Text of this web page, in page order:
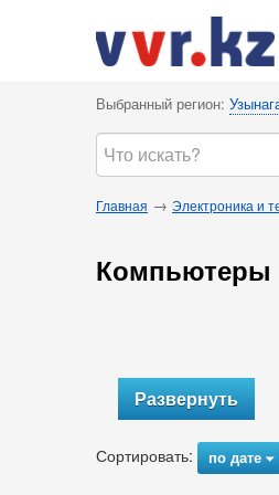
Выбранный регион:
Главная → Электроника и
Компьютеры
Развернуть
Сортировать: по дате{